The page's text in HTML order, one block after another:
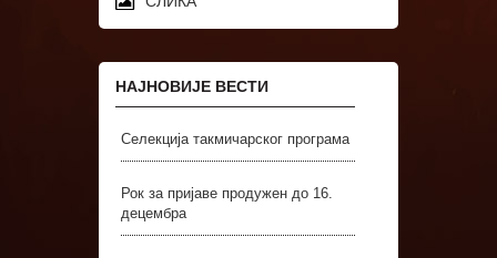
НАЈНОВИЈЕ ВЕСТИ
Селекција такмичарског програма
Рок за пријаве продужен до 16.
децембра